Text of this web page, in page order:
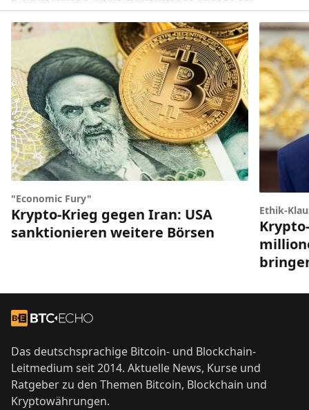
"Economic Fury"
Krypto-Krieg gegen Iran: USA
sanktionieren weitere Börsen
Ethik-
Zur Startseite
Das deutschsprachige Bitcoin- und Blockchain-
Leitmedium seit 2014. Aktuelle News, Kurse und
Ratgeber zu den Themen Bitcoin, Blockchain und
Kryptowährungen.